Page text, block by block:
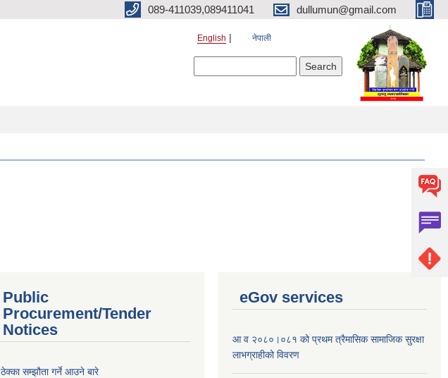
089-411039,089411041 dullumun@gmail.com
English नेपाली
Public
Procurement/Tender
Notices
ठेक्का सम्झौता गर्ने आउने बारे
eGov services
आ व २०८०।०८१ को प्रथम त्रैमासिक सामाजिक सुरक्षा
लाभग्राहीको विवरण